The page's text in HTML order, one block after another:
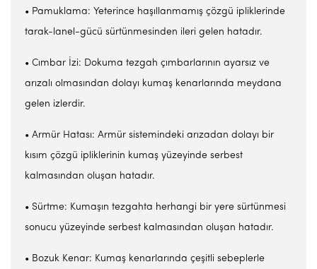
• Pamuklama: Yeterince haşıllanmamış çözgü ipliklerinde
tarak-lanel-gücü sürtünmesinden ileri gelen hatadır.
• Cımbar İzi: Dokuma tezgah çımbarlarının ayarsız ve
arızalı olmasından dolayı kumaş kenarlarında meydana
gelen izlerdir.
• Armür Hatası: Armür sistemindeki arızadan dolayı bir
kısım çözgü ipliklerinin kumaş yüzeyinde serbest
kalmasından oluşan hatadır.
• Sürtme: Kumaşın tezgahta herhangi bir yere sürtünmesi
sonucu yüzeyinde serbest kalmasından oluşan hatadır.
• Bozuk Kenar: Kumaş kenarlarında çeşitli sebeplerle